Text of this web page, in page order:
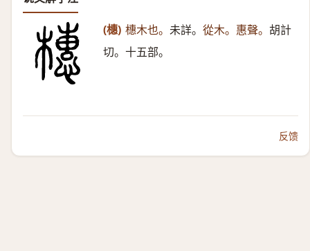
(橞) 橞木也。 未詳。 從木。惠聲。 胡計
切。十五部。
反馈